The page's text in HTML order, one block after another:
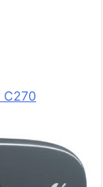
C270